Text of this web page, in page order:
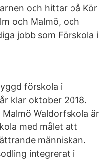
och hittar på Kör
och Malmö, och
jobb som Förskola i
förskola i
klar oktober 2018.
Waldorfskola är
med målet att
människan.
integrerat i